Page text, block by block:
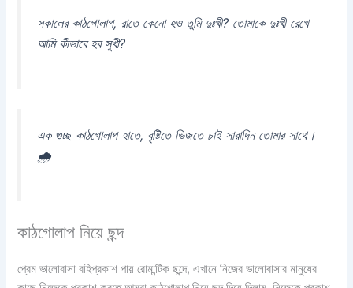
সকালের কাঠগোলাপ, রাতে কেনো হও তুমি দুঃখী? তোমাকে দুঃখী রেখে
আমি কীভাবে হব সুখী?
এক গুচ্ছ কাঠগোলাপ হাতে, বৃষ্টিতে ভিজতে চাই সারাদিন তোমার সাথে।
🌧️
কাঠগোলাপ নিয়ে ছন্দ
প্রেম ভালোবাসা বহিপ্রকাশ পায় রোমান্টিক ছন্দে, এখানে নিজের ভালোবাসার মানুষের